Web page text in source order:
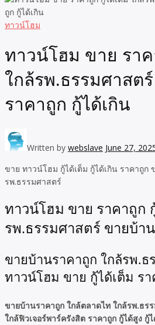
ทาวน์โฮม
ทาวน์โฮม ขาย ราค
ใกล้รพ.ธรรมศาสต
ราคาถูก กู้ได้เกิน
Written by webslave June 27,
ขาย ทาวน์โฮม กู้ได้เต็ม กู้ได้เกิน ราคาถูก
รพ.ธรรมศาสตร์
ทาวน์โฮม ขาย ราคาถูก
รพ.ธรรมศาสตร์ ขายบ้า
ขายบ้านราคาถูก ใกล้รพ.ธ
ทาวน์โฮม ขาย กู้ได้เต็ม รา
ขายบ้านราคาถูก ใกล้ตลาดไท ใกล้รพ.ธร
ใกล้ฟิวเจอร์พาร์ครังสิต ราคาถูก กู้ได้สูง กู้